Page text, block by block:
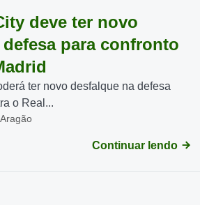
deve ter novo
para confronto
ter novo desfalque na defesa
o Real...
Continuar lendo